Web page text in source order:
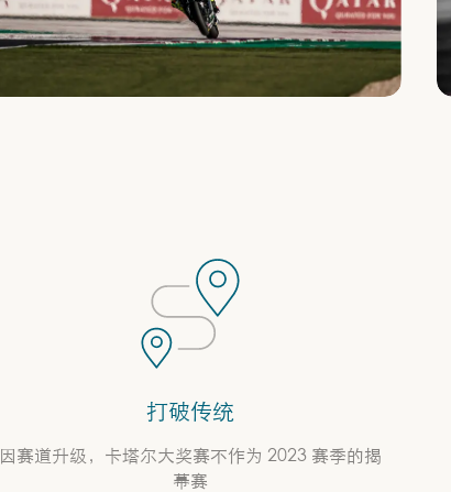
打破传统
因赛道升级，卡塔尔大奖赛不作为 2023 赛季的揭
幕赛